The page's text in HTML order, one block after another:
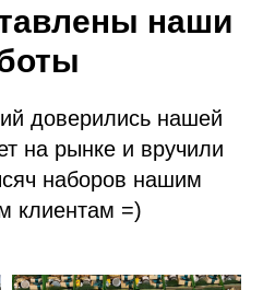
наши
доверились нашей
на рынке и вручили
наборов нашим
клиентам =)